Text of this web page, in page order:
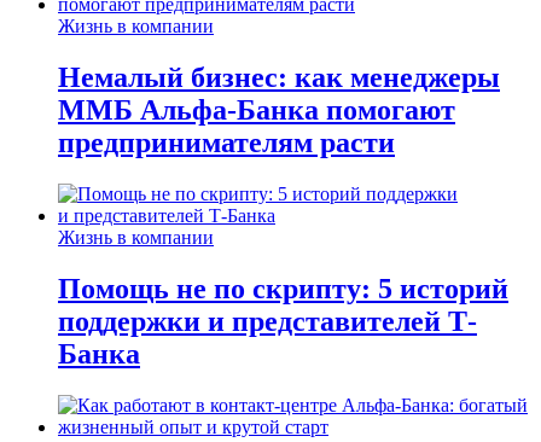
Жизнь в компании
Немалый бизнес: как менеджеры
ММБ Альфа-Банка помогают
предпринимателям расти
Жизнь в компании
Помощь не по скрипту: 5 историй
поддержки и представителей Т-
Банка